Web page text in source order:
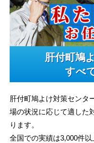
肝付町鳩
すべ
肝付町鳩よけ対策センタ
場の状況に応じて適した
ります。
全国での実績は3,000件以